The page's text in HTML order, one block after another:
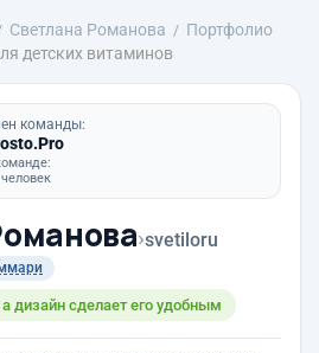
Светлана Романова
Портфолио
детских витаминов
команды:
›svetiloru
дизайн сделает его удобным